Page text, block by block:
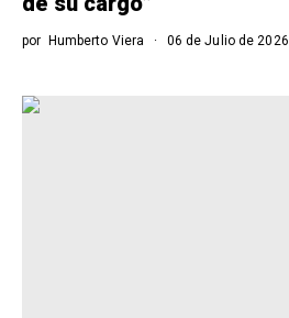
por Humberto Viera 06 de Julio de 2026